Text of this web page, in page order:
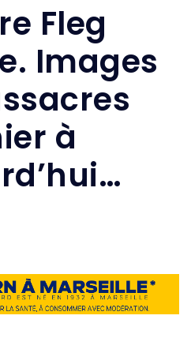
Fleg
Images
à